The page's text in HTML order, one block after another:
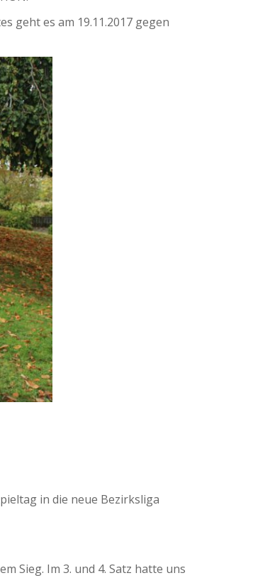
geht es am 19.11.2017 gegen
in die neue Bezirksliga
Sieg. Im 3. und 4. Satz hatte uns